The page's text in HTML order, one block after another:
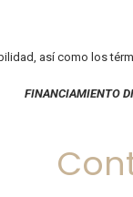
así como los
FINANCIAMIENTO